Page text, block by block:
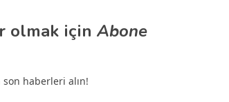
olmak için Abone
haberleri alın!